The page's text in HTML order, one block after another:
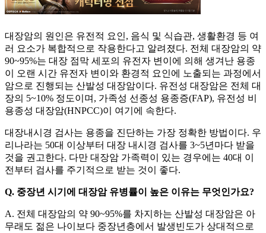
대장암의 원인은 유전적 요인, 음식 및 식습관, 생활환경 등 여
러 요소가 복합적으로 작용한다고 알려졌다. 전체 대장암의 약
90~95%는 대장 점막 세포의 유전자 변이에 의해 생겨난 용종
이 오랜 시간 유전자 변이와 환경적 요인에 노출되는 과정에서
암으로 진행되는 산발성 대장암이다. 유전성 대장암은 전체 대
장의 5~10% 정도이며, 가족성 선종성 용종증(FAP), 유전성 비
용종성 대장암(HNPCC)이 여기에 속한다.
대장내시경 검사는 용종을 진단하는 가장 정확한 방법이다. 우
리나라는 50대 이상부터 대장 내시경 검사를 3~5년마다 받을
것을 권고한다. 다만 대장암 가족력이 있는 경우에는 40대 이
전부터 검사를 주기적으로 받는 것이 좋다.
Q. 중장년 시기에 대장암 유병률이 높은 이유는 무엇인가요?
A. 전체 대장암의 약 90~95%를 차지하는 산발성 대장암은 아
무래도 젊은 나이보다 중장년층에서 발생빈도가 상대적으로